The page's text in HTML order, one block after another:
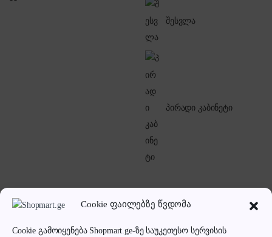
Cookie ფაილებზე წვდომა
Cookie გამოიყენება Shopmart.ge-ზე საუკეთესო სერვისის
შესვლა
პირადი კაბინეტი